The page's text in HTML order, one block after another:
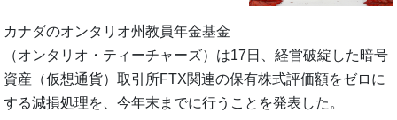
カナダのオンタリオ州教員年金基金
（オンタリオ・ティーチャーズ）は17日、経営破綻した暗号
資産（仮想通貨）取引所FTX関連の保有株式評価額をゼロに
する減損処理を、今年末までに行うことを発表した。